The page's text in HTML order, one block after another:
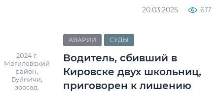
2024 г.
Могилевский
район,
Буйничи,
зоосад.
20.03.2025 617
АВАРИИ СУДЫ
Водитель, сбивший в
Кировске двух школьниц,
приговорен к лишению